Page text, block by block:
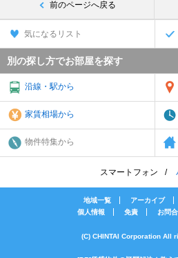
前のページへ戻る
気になるリスト
別の探し方でお部屋を探す
沿線・駅から
家賃相場から
物件特集から
スマートフォン
地域一覧 アーカイブ
個人情報
免責 お問
(C) CHINTAI Corporation All